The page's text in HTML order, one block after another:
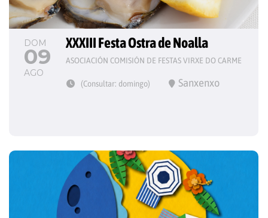
DOM
09
AGO
XXXIII Festa Ostra de Noalla
ASOCIACIÓN COMISIÓN DE FESTAS VIRXE DO CARME
(Consultar: domingo) Sanxenxo